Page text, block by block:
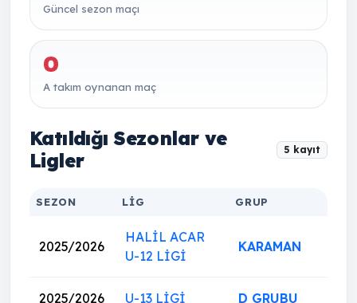
Güncel sezon maçı
0
A takım oynanan maç
Katıldığı Sezonlar ve
Ligler
5 kayıt
SEZON LIG GRUP
2025/2026
HALİL ACAR
U-12 LİGİ
KARAMAN
2025/2026 U-13 LİGİ D GRUBU